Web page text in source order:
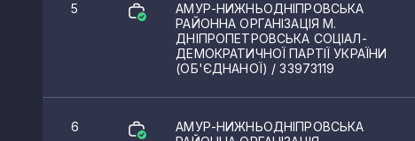
5
АМУР-НИЖНЬОДНІПРОВСЬКА
РАЙОННА ОРГАНІЗАЦІЯ М.
ДНІПРОПЕТРОВСЬКА СОЦІАЛ-
ДЕМОКРАТИЧНОЇ ПАРТІЇ УКРАЇНИ
(ОБ'ЄДНАНОЇ) / 33973119
6
АМУР-НИЖНЬОДНІПРОВСЬКА